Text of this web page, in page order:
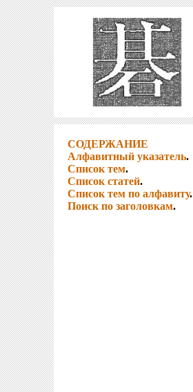
СОДЕРЖАНИЕ
Алфавитный указатель.
Список тем.
Список статей.
Список тем по алфавиту.
Поиск по заголовкам.